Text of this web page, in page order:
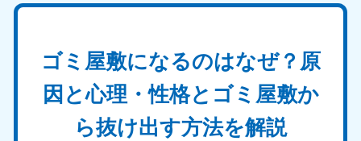
ゴミ屋敷になるのはなぜ？原
因と心理・性格とゴミ屋敷か
ら抜け出す方法を解説